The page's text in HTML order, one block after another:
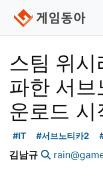
스팀 위
파한 서
운로드 시
#IT #서브노티카2
김남규